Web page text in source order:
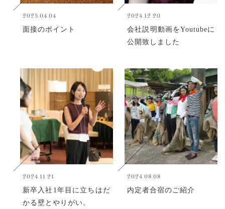
2025.04.04
面接のポイント
2024.12.20
会社説明動画をYoutubeに
公開致しました
2024.11.21
新卒入社1年目に立ちはだ
かる壁とやりがい。
2024.08.08
内定者合宿のご紹介